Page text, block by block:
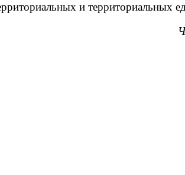
и территориальных